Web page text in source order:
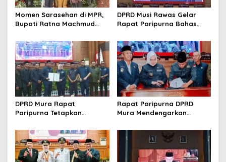
o
s
Momen Sarasehan di MPR,
Bupati Ratna Machmud
Konkret Atasi Masalah
Geopolitik Global
DPRD Musi Rawas Gelar
Rapat Paripurna Bahas
2025
DPRD Mura Rapat
Paripurna Tetapkan
Fokus Perbaikan Pelayanan
Publik dan Penguatan
Ekonomi Daerah
Rapat Paripurna DPRD
Mura Mendengarkan
Tahun 2024